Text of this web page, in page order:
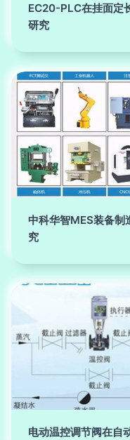
EC20-PLC在挂面定
研究
中科华智MES装备制
究
电动温控调节阀在自